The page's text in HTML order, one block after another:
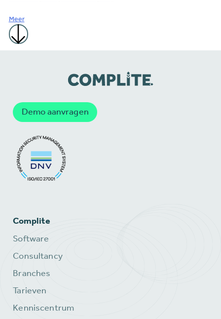
Meer
Demo aanvragen
Complite
Software
Consultancy
Branches
Tarieven
Kenniscentrum